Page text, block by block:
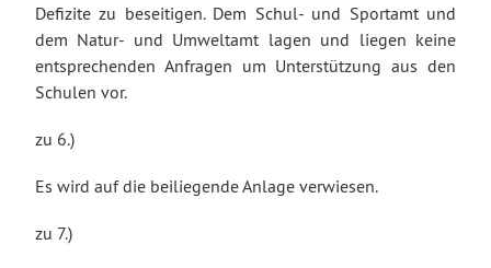
Defizite zu beseitigen. Dem Schul- und Sportamt und
dem Natur- und Umweltamt lagen und liegen keine
entsprechenden Anfragen um Unterstützung aus den
Schulen vor.
zu 6.)
Es wird auf die beiliegende Anlage verwiesen.
zu 7.)